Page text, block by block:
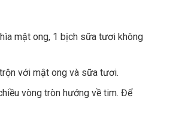
mật ong, 1 bịch sữa tươi không
với mật ong và sữa tươi.
vòng tròn hướng về tim. Để